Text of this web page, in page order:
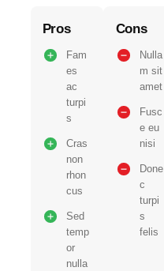
Pros
Fam
es
ac
turpi
s
Cras
non
rhon
cus
Sed
temp
or
nulla
Cons
Nulla
m sit
amet
Fusc
e eu
nisi
Done
c
turpi
s
felis